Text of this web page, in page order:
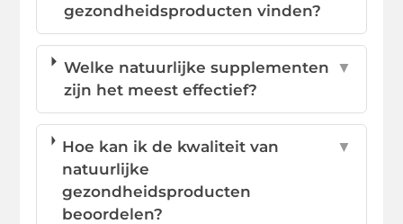
gezondheidsproducten vinden?
Welke natuurlijke supplementen
zijn het meest effectief?
▼
Hoe kan ik de kwaliteit van
natuurlijke
gezondheidsproducten
beoordelen?
▼